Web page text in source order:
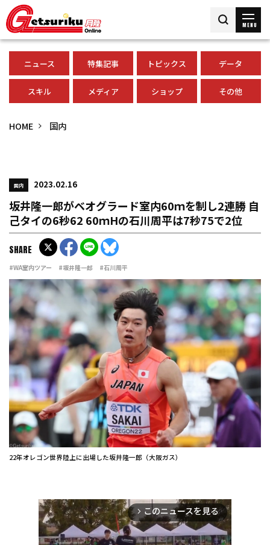
MENU
ニュース 特集記事 トピックス データ
スキル メディア ショップ その他
HOME 国内
国内 2023.02.16
坂井隆一郎がベオグラード室内60ｍを制し2連勝 自
己タイの6秒62 60ｍHの石川周平は7秒75で2位
#WA室内ツアー #坂井隆一郎 #石川周平
SHARE
22年オレゴン世界陸上に出場した坂井隆一郎（大阪ガス）
arrow_forward_ios このニュースを見る